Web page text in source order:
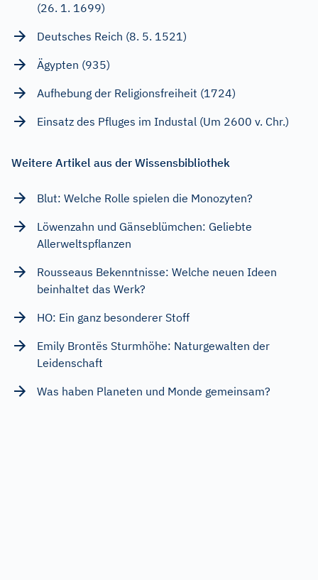
(26. 1. 1699)
Deutsches Reich (8. 5. 1521)
Ägypten (935)
Aufhebung der Religionsfreiheit (1724)
Einsatz des Pfluges im Industal (Um 2600 v. Chr.)
Weitere Artikel aus der Wissensbibliothek
Blut: Welche Rolle spielen die Monozyten?
Löwenzahn und Gänseblümchen: Geliebte
Allerweltspflanzen
Rousseaus Bekenntnisse: Welche neuen Ideen
beinhaltet das Werk?
HO: Ein ganz besonderer Stoff
Emily Brontës Sturmhöhe: Naturgewalten der
Leidenschaft
Was haben Planeten und Monde gemeinsam?